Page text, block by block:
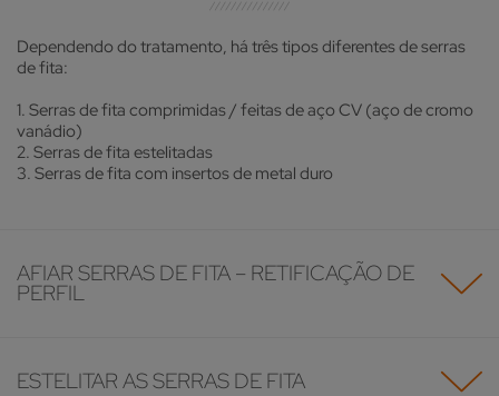
Dependendo do tratamento, há três tipos diferentes de serras
de fita:
1. Serras de fita comprimidas / feitas de aço CV (aço de cromo
vanádio)
2. Serras de fita estelitadas
3. Serras de fita com insertos de metal duro
AFIAR SERRAS DE FITA – RETIFICAÇÃO DE
PERFIL
ESTELITAR AS SERRAS DE FITA